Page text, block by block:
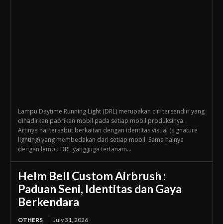
Lampu Daytime Running Light (DRL) merupakan ciri tersendiri yang
dihadirkan pabrikan mobil pada setiap mobil produksinya.
Artinya hal tersebut berkaitan dengan identitas visual (signature
lighting) yang membedakan dari setiap mobil. Sama halnya
dengan lampu DRL yang juga tertanam...
Helm Bell Custom Airbrush :
Paduan Seni, Identitas dan Gaya
Berkendara
OTHERS July 31, 2026